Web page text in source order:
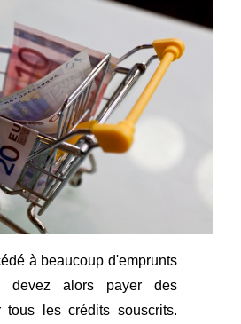
à beaucoup d'emprunts
alors payer des
tous les crédits souscrits.